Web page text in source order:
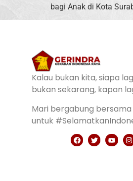
bagi Anak di Kota
Kalau bukan kita, siapa
bukan sekarang, kapan
Mari bergabung
untuk